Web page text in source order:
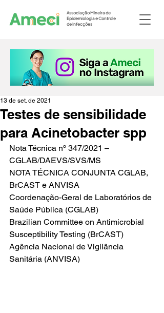
Associação Mineira de
Epidemiologia e Controle
de Infecções
Testes de sensibilidade
para Acinetobacter spp
13 de set. de 2021
Nota Técnica nº 347/2021 –
CGLAB/DAEVS/SVS/MS
NOTA TÉCNICA CONJUNTA CGLAB,
BrCAST e ANVISA
Coordenação-Geral de Laboratórios de
Saúde Pública (CGLAB)
Brazilian Committee on Antimicrobial
Susceptibility Testing (BrCAST)
Agência Nacional de Vigilância
Sanitária (ANVISA)